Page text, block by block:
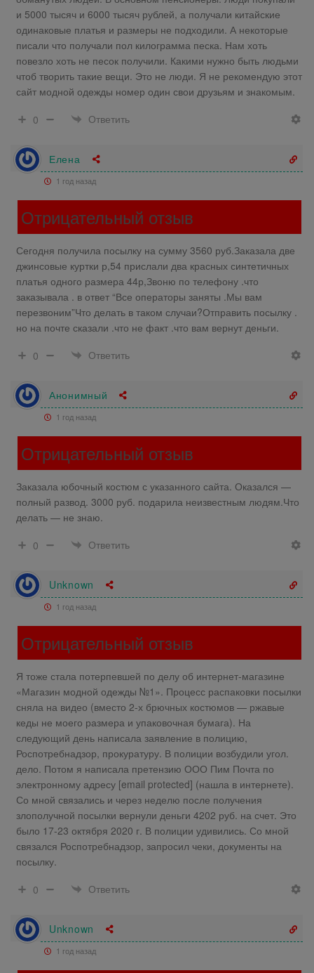
и 5000 тысяч и 6000 тысяч рублей, а получали китайские
одинаковые платья и размеры не подходили. А некоторые
писали что получали пол килограмма песка. Нам хоть
повезло хоть не песок получили. Какими нужно быть людьми
чтоб творить такие вещи. Это не люди. Я не рекомендую этот
сайт модной одежды номер один свои друзьям и знакомым.
0
Ответить
Елена
1 год назад
Отрицательный отзыв
Сегодня получила посылку на сумму 3560 руб.Заказала две
джинсовые куртки р,54 прислали два красных синтетичных
платья одного размера 44р,Звоню по телефону .что
заказывала . в ответ “Все операторы заняты .Мы вам
перезвоним”Что делать в таком случаи?Отправить посылку .
но на почте сказали .что не факт .что вам вернут деньги.
0
Ответить
Анонимный
1 год назад
Отрицательный отзыв
Заказала юбочный костюм с указанного сайта. Оказался —
полный развод. 3000 руб. подарила неизвестным людям.Что
делать — не знаю.
0
Ответить
Unknown
1 год назад
Отрицательный отзыв
Я тоже стала потерпевшей по делу об интернет-магазине
«Магазин модной одежды №1». Процесс распаковки посылки
сняла на видео (вместо 2-х брючных костюмов — ржавые
кеды не моего размера и упаковочная бумага). На
следующий день написала заявление в полицию,
Роспотребнадзор, прокуратуру. В полиции возбудили угол.
дело. Потом я написала претензию ООО Пим Почта по
электронному адресу [email protected] (нашла в интернете).
Со мной связались и через неделю после получения
злополучной посылки вернули деньги 4202 руб. на счет. Это
было 17-23 октября 2020 г. В полиции удивились. Со мной
связался Роспотребнадзор, запросил чеки, документы на
посылку.
0
Ответить
Unknown
1 год назад